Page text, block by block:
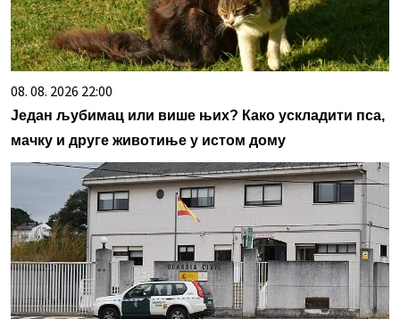
08. 08. 2026 22:00
Један љубимац или више њих? Како ускладити пса,
мачку и друге животиње у истом дому